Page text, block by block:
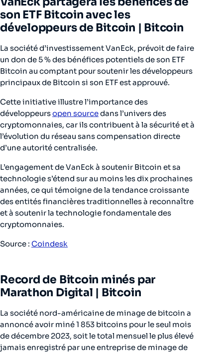
son ETF Bitcoin avec les
développeurs de Bitcoin | Bitcoin
La société d’investissement VanEck, prévoit de faire
un don de 5 % des bénéfices potentiels de son ETF
Bitcoin au comptant pour soutenir les développeurs
principaux de Bitcoin si son ETF est approuvé.
Cette initiative illustre l’importance des
développeursopen sourcedans l’univers des
cryptomonnaies, car ils contribuent à la sécurité et à
l’évolution du réseau sans compensation directe
d’une autorité centralisée.
L’engagement de VanEck à soutenir Bitcoin et sa
technologie s’étend sur au moins les dix prochaines
années, ce qui témoigne de la tendance croissante
des entités financières traditionnelles à reconnaître
et à soutenir la technologie fondamentale des
cryptomonnaies.
Source : Coindesk
Record de Bitcoin minés par
Marathon Digital | Bitcoin
La société nord-américaine de minage de bitcoin a
annoncé avoir miné 1 853 bitcoins pour le seul mois
de décembre 2023, soit le total mensuel le plus élevé
jamais enregistré par une entreprise de minage de